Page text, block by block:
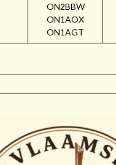
ON2BBW
ON1AOX
ON1AGT